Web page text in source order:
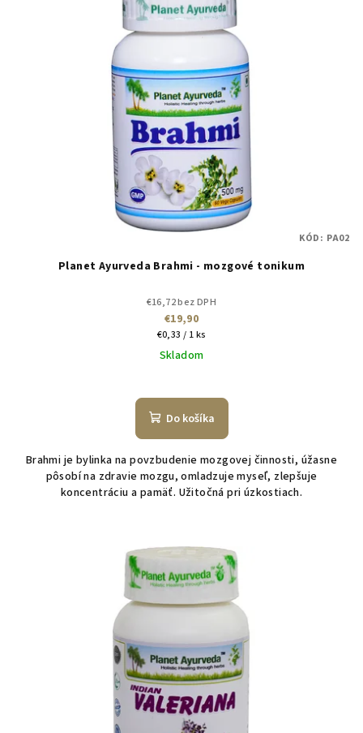
Planet Ayurveda Brahmi - mozgové tonikum
€16,72 bez DPH
€19,90
Jednotková
cena:
€0,33 / 1 ks
Skladom
Do košíka
Brahmi je bylinka na povzbudenie mozgovej činnosti, úžasne
pôsobí na zdravie mozgu, omladzuje myseľ, zlepšuje
koncentráciu a pamäť. Užitočná pri úzkostiach.
KÓD: PA02